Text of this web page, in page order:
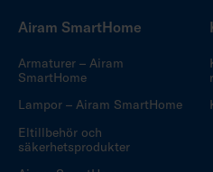
Airam SmartHome
Armaturer – Airam
SmartHome
Lampor – Airam SmartHome
Eltillbehör och
säkerhetsprodukter